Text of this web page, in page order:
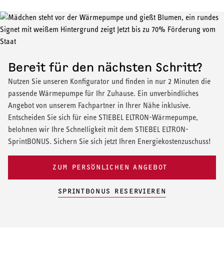
Heizungstausch. Wir geben Ihnen einen Überblick über mögliche
Wärmepumpen-Förderung und Kredite, ermitteln Ihr individuelles
Förderpotential mit unseren Tools und helfen Ihnen bei der
ZUR FÖRDERUNG
Bereit für den nächsten Schritt?
Nutzen Sie unseren Konfigurator und finden in nur 2 Minuten die
passende Wärmepumpe für Ihr Zuhause. Ein unverbindliches
Angebot von unserem Fachpartner in Ihrer Nähe inklusive.
Entscheiden Sie sich für eine STIEBEL ELTRON-Wärmepumpe,
belohnen wir Ihre Schnelligkeit mit dem STIEBEL ELTRON-
SprintBONUS. Sichern Sie sich jetzt Ihren Energiekostenzuschuss!
ZUM PERSÖNLICHEN ANGEBOT
SPRINTBONUS RESERVIEREN